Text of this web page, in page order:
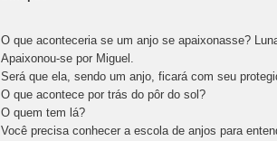
O que aconteceria se um anjo se apaixonasse?
Apaixonou-se por Miguel.
Será que ela, sendo um anjo, ficará com seu
O que acontece por trás do pôr do sol?
O quem tem lá?
Você precisa conhecer a escola de anjos para